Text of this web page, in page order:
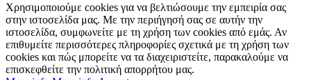
Χρησιμοποιούμε cookies για να βελτιώσουμε την εμπειρία σας
στην ιστοσελίδα μας. Με την περιήγησή σας σε αυτήν την
ιστοσελίδα, συμφωνείτε με τη χρήση των cookies από εμάς. Αν
επιθυμείτε περισσότερες πληροφορίες σχετικά με τη χρήση των
cookies και πώς μπορείτε να τα διαχειριστείτε, παρακαλούμε να
επισκεφθείτε την πολιτική απορρήτου μας.